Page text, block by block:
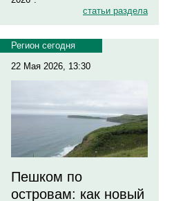
статьи раздела
Регион сегодня
22 Мая 2026, 13:30
Пешком по
островам: как новый